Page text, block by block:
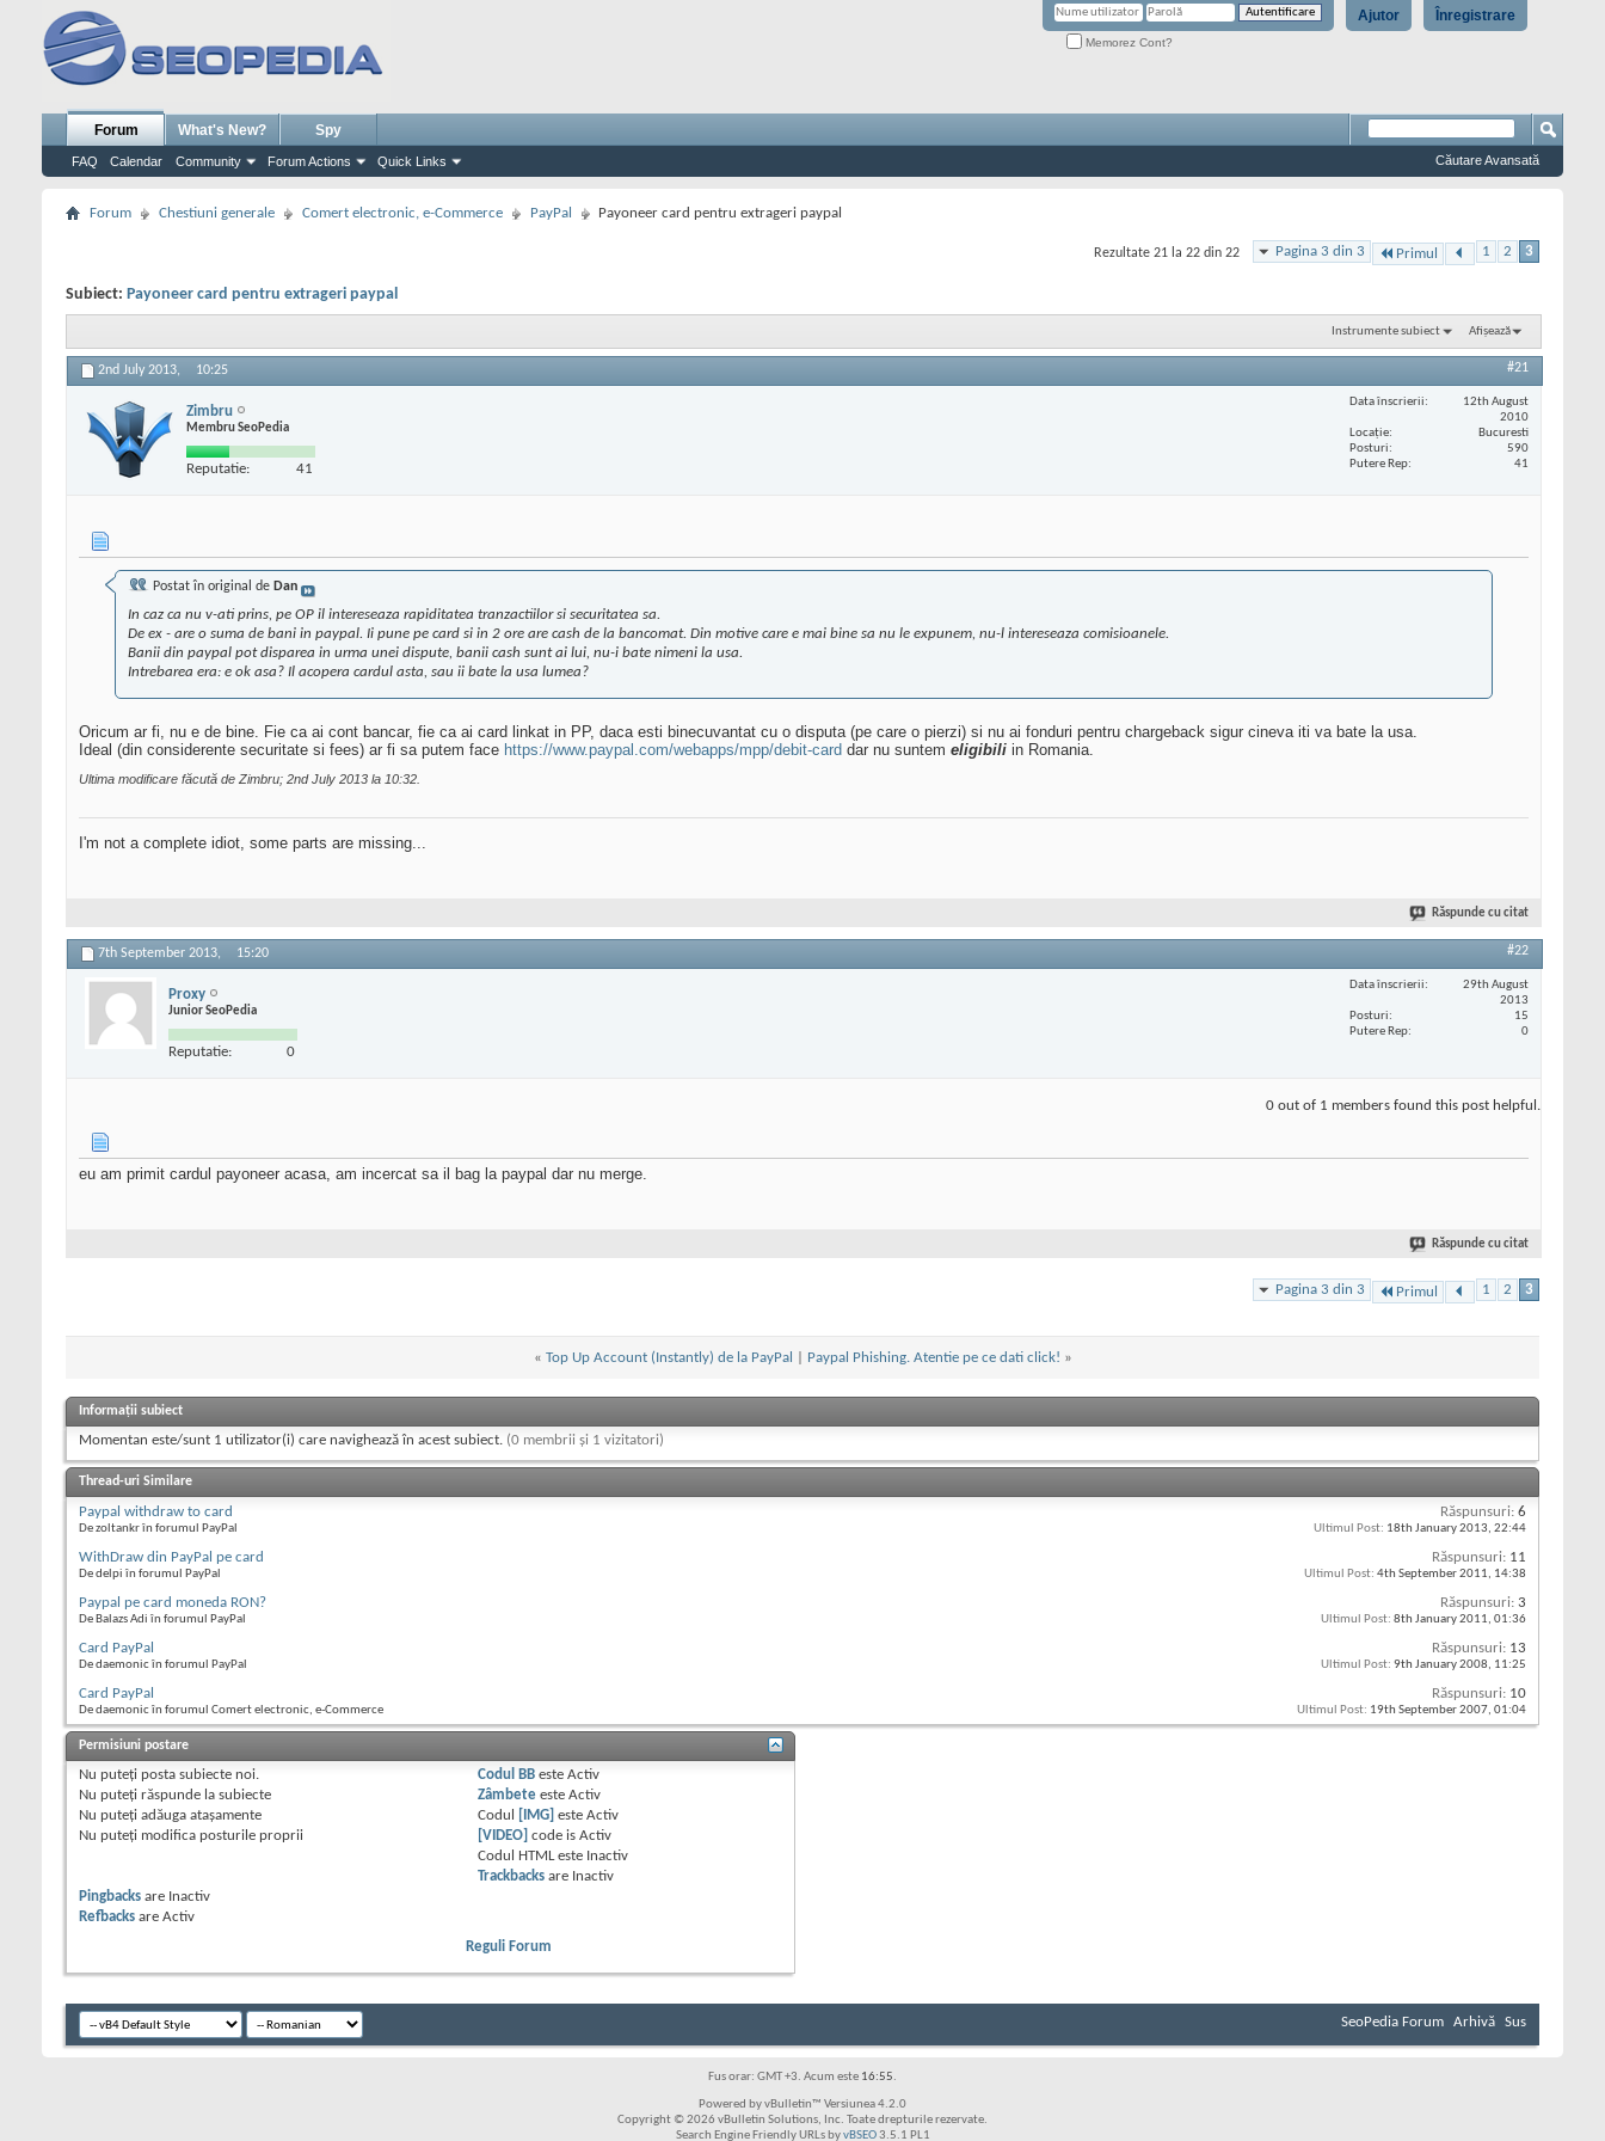
Înregistrare
Ajutor
Memorez Cont?
Forum
FAQ Calendar Community Forum Actions Quick Links
What's New? Spy
Căutare Avansată
Forum Chestiuni generale Comert electronic, e-Commerce PayPal Payoneer card pentru extrageri paypal
Pagina 3 din 3 Primul 1 2 3
Rezultate 21 la 22 din 22
Subiect: Payoneer card pentru extrageri paypal
Instrumente subiect Afișează
2nd July 2013, 10:25 #21
Zimbru
Membru SeoPedia
Reputatie: 41
Data înscrierii
12th August
2010
Locaţie
Bucuresti
Posturi
590
Putere Rep
41
Postat în original de Dan
In caz ca nu v-ati prins, pe OP il intereseaza rapiditatea tranzactiilor si securitatea sa.
De ex - are o suma de bani in paypal. Ii pune pe card si in 2 ore are cash de la bancomat. Din motive care e mai bine sa nu le expunem, nu-l intereseaza comisioanele.
Banii din paypal pot disparea in urma unei dispute, banii cash sunt ai lui, nu-i bate nimeni la usa.
Intrebarea era: e ok asa? Il acopera cardul asta, sau ii bate la usa lumea?
Oricum ar fi, nu e de bine. Fie ca ai cont bancar, fie ca ai card linkat in PP, daca esti binecuvantat cu o disputa (pe care o pierzi) si nu ai fonduri pentru chargeback sigur cineva iti va bate la usa.
Ideal (din considerente securitate si fees) ar fi sa putem face https://www.paypal.com/webapps/mpp/debit-card dar nu suntem eligibili in Romania.
Ultima modificare făcută de Zimbru; 2nd July 2013 la 10:32
I'm not a complete idiot, some parts are missing...
Răspunde cu citat
7th September 2013, 15:20 #22
Proxy
Junior SeoPedia
Reputatie: 0
Data înscrierii
29th August
2013
Posturi
15
Putere Rep
0
0 out of 1 members found this post helpful.
eu am primit cardul payoneer acasa, am incercat sa il bag la paypal dar nu merge.
Răspunde cu citat
Pagina 3 din 3 Primul 1 2 3
« Top Up Account (Instantly) de la PayPal Paypal Phishing. Atentie pe ce dati click! »
Informații subiect
Momentan este/sunt 1 utilizator(i) care navighează în acest subiect. (0 membrii și 1 vizitatori)
Thread-uri Similare
Paypal withdraw to card
De zoltankr în forumul PayPal
Răspunsuri: 6
Ultimul Post: 18th January 2013, 22:44
WithDraw din PayPal pe card
De delpi în forumul PayPal
Răspunsuri: 11
Ultimul Post: 4th September 2011, 14:38
Paypal pe card moneda RON?
De Balazs Adi în forumul PayPal
Răspunsuri: 3
Ultimul Post: 8th January 2011, 01:36
Card PayPal
De daemonic în forumul PayPal
Răspunsuri: 13
Ultimul Post: 9th January 2008, 11:25
Card PayPal
De daemonic în forumul Comert electronic, e-Commerce
Răspunsuri: 10
Ultimul Post: 19th September 2007, 01:04
Permisiuni postare
Nu puteţi posta subiecte noi.
Nu puteţi răspunde la subiecte
Nu puteţi adăuga ataşamente
Nu puteţi modifica posturile proprii
Codul BB esteActiv
Zâmbete esteActiv
Codul
[IMG] esteActiv
[VIDEO] code isActiv
Codul HTML este Inactiv
Trackbacks are Inactiv
Pingbacks are Inactiv
Refbacks are Activ
Reguli Forum
SeoPedia Forum Arhivă Sus
Fus orar: GMT +3. Acum este 16:55.
Powered by vBulletin™ Versiunea 4.2.0
Copyright © 2026 vBulletin Solutions, Inc. Toate drepturile rezervate.
Search Engine Friendly URLs byvBSEO3.5.1 PL1